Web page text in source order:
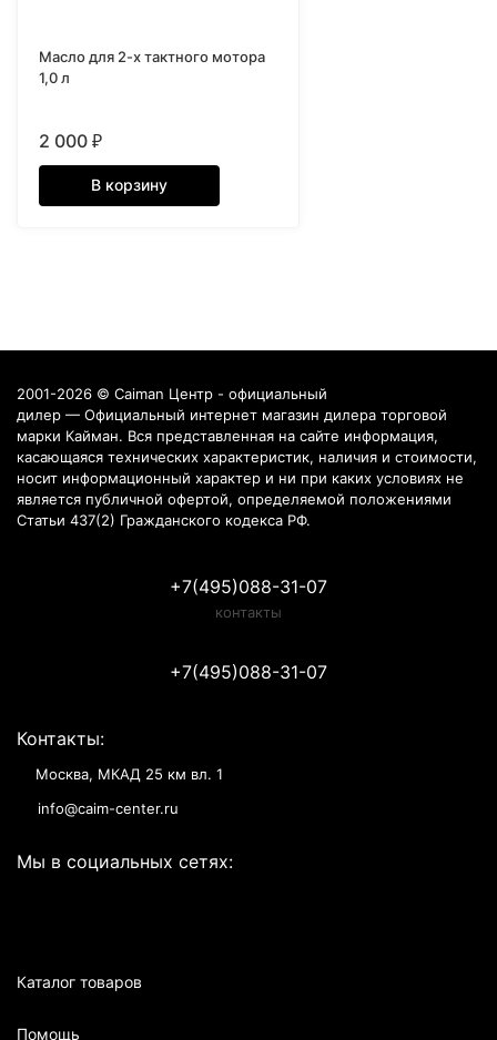
Масло для 2-х тактного мотора
1,0 л
2 000 ₽
В корзину
2001-2026 © Caiman Центр - официальный
дилер — Официальный интернет магазин дилера торговой
марки Кайман. Вся представленная на сайте информация,
касающаяся технических характеристик, наличия и стоимости,
носит информационный характер и ни при каких условиях не
является публичной офертой, определяемой положениями
Статьи 437(2) Гражданского кодекса РФ.
+7(495)088-31-07
контакты
+7(495)088-31-07
Контакты:
Москва, МКАД 25 км вл. 1
info@caim-center.ru
Мы в социальных сетях:
Каталог товаров
Помощь